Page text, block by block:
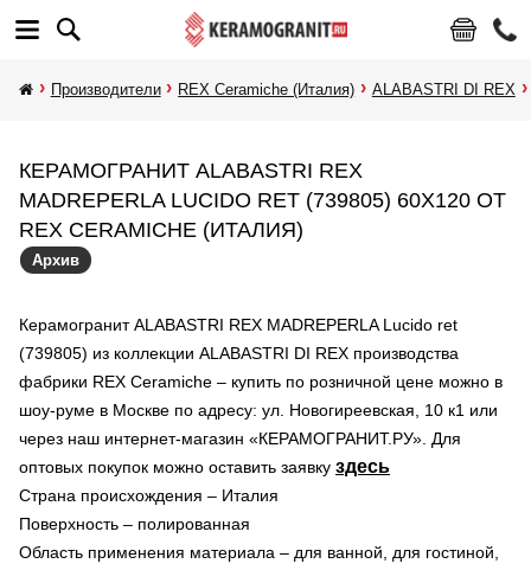
Производители REX Ceramiche (Италия) ALABASTRI DI REX
КЕРАМОГРАНИТ ALABASTRI REX
MADREPERLA LUCIDO RET (739805) 60X120 ОТ
REX CERAMICHE (ИТАЛИЯ)
Архив
Керамогранит ALABASTRI REX MADREPERLA Lucido ret
(739805) из коллекции ALABASTRI DI REX производства
фабрики REX Ceramiche – купить по розничной цене можно в
шоу-руме в Москве по адресу: ул. Новогиреевская, 10 к1 или
через наш интернет-магазин «КЕРАМОГРАНИТ.РУ». Для
оптовых покупок можно оставить заявку здесь
Страна происхождения – Италия
Поверхность – полированная
Область применения материала – для ванной, для гостиной,